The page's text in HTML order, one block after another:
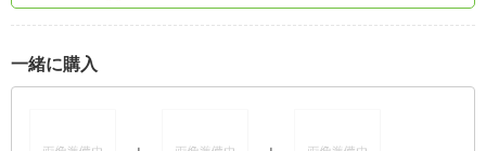
一緒に購入